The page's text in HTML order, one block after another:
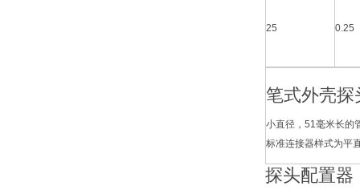
25 0.25
笔式外壳探
小直径，51毫米长的
标准连接器样式为平
探头配置器